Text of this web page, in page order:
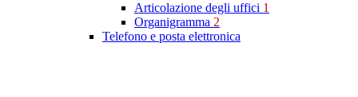
Articolazione degli uffici 1
Organigramma 2
Telefono e posta elettronica